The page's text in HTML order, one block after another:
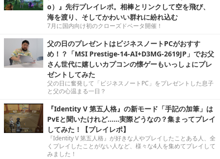
o）』先行プレイレポ。相棒とリンクして空を飛び、
海を渡り、そしてかわいい群れに紛れ込む
7月に国内向け初のクローズドベータ開催！
父の日のプレゼントはビジネスノートPCがおすす
め！？「MSI Prestige-14-AI+D3MG-2619JP」でお父
さん世代に嬉しいカプコンの懐ゲーもいっしょにプレ
ゼントしてみた
父の日に奮発して「ビジネスノートPC」をプレゼントした息子
と父の心温まる一日？
『Identity V 第五人格』の新モード「手記の加筆」は
PvEと聞いたけれど……実際どうなの？集まってプレイ
してみた！【プレイレポ】
『Identity V 第五人格』が好きな人やプレイしたことある人、全
くプレイしたことがない人など、様々な4人を集めてプレイして
みました！